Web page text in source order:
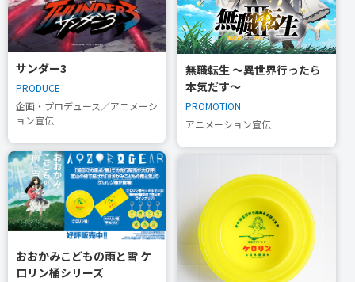
サンダー3
PRODUCE
企画・プロデュース／アニメーシ
ョン宣伝
無職転生 〜異世界行ったら
本気だす〜
PROMOTION
アニメーション宣伝
おおかみこどもの雨と雪 ケ
ロリン桶シリーズ